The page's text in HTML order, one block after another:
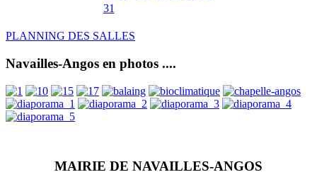
31
PLANNING DES SALLES
Navailles-Angos en photos ....
MAIRIE DE NAVAILLES-ANGOS